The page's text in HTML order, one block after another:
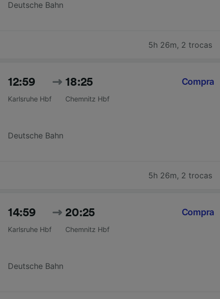
Deutsche Bahn
5h 26m, 2 trocas
12:59
Karlsruhe Hbf
18:25
Chemnitz Hbf
Deutsche Bahn
Compra
5h 26m, 2 trocas
14:59
Karlsruhe Hbf
20:25
Chemnitz Hbf
Deutsche Bahn
Compra